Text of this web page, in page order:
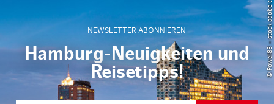
NEWSLETTER ABONNIEREN
Hamburg-Neuigkeiten und
Reisetipps!
© Powell83 – stock.adobe.com